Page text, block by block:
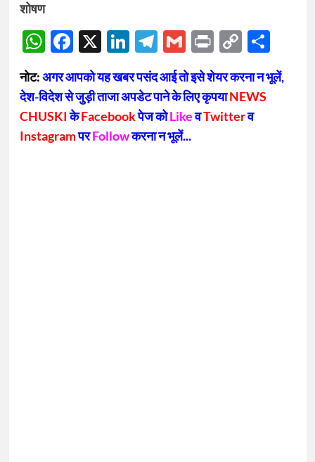
शोषण
WhatsApp
Facebook
X LinkedIn
Telegram
Gmail
Print
Copy
Link
नोट:अगर आपको यह खबर पसंद आई तो इसे शेयर करना न भूलें,
देश-विदेश से जुड़ी ताजा अपडेट पाने के लिए कृपयाNEWS
CHUSKIकेFacebookपेज कोLikeवTwitterव
InstagramपरFollowकरना न भूलें...